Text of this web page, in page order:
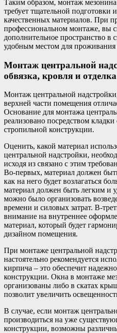
Таким образом, монтаж
требует тщательной подготовки
качественных материалов. При
профессиональном монтаже, вы
дополнительное пространство в
удобным местом для проживания
Монтаж центральной
обвязка, кровля и отделка
Монтаж центральной
верхней части помещения
Основание для монтажа
реализовано посредством
стропильной конструкции.
Оценить, какой материал
центральной надстройки,
исходя из связано с этим
Во-первых, материал должен
как на него будет возлагаться
материал должен быть легким и
можно было организовать
времени и силовых затрат. В-
внимание на внутреннее
материал, который будет
дизайном помещения.
При монтаже центральной
настоятельно рекомендуется
кирпича – это обеспечит
конструкции. Окна в монтаже
организованы либо в скатах
позволит увеличить
В случае, если монтаж
производиться на уже
конструкции, возможны